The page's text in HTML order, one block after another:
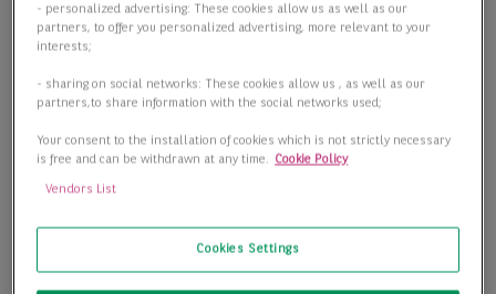
- personalized advertising: These cookies allow us as well as our
partners, to offer you personalized advertising, more relevant to your
interests;
- sharing on social networks: These cookies allow us , as well as our
partners,to share information with the social networks used;
Your consent to the installation of cookies which is not strictly necessary
is free and can be withdrawn at any time. Cookie Policy
Vendors List
Cookies Settings